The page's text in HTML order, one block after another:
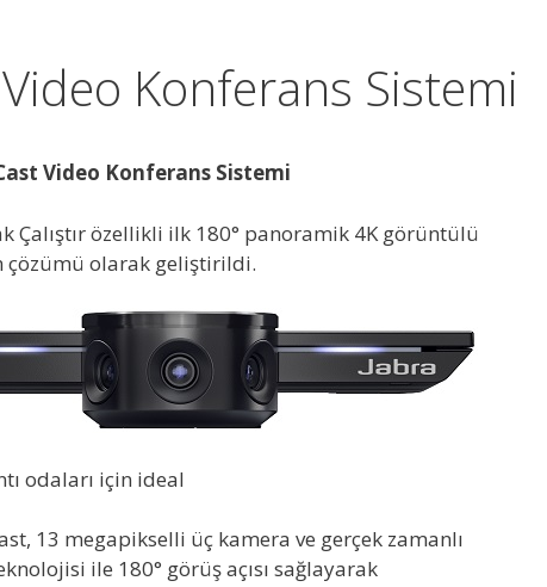
Konferans Sistemi
Video Konferans Sistemi
Çalıştır özellikli ilk 180° panoramik 4K görüntülü
çözümü olarak geliştirildi.
odaları için ideal
13 megapikselli üç kamera ve gerçek zamanlı
ile 180° görüş açısı sağlayarak